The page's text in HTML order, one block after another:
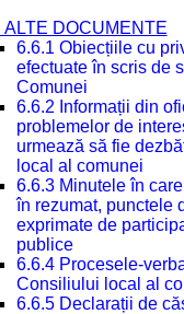
ALTE DOCUMENTE
6.6.1 Obiecțiile cu
efectuate în scris de
Comunei
6.6.2 Informații din
problemelor de
urmează să fie
local al comunei
6.6.3 Minutele în
în rezumat, punctele
exprimate de
publice
6.6.4 Procesele-
Consiliului local al
6.6.5 Declarații de